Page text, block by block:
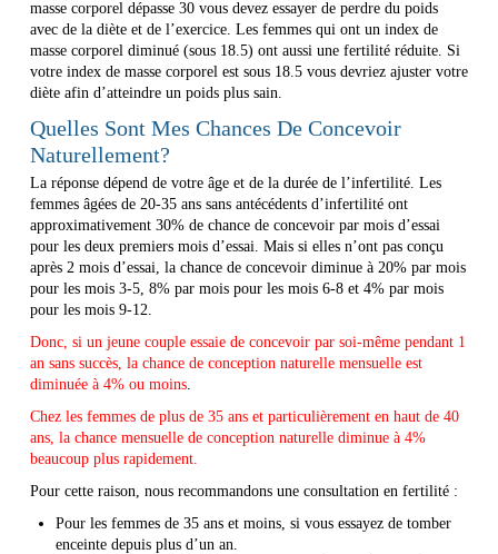
masse corporel dépasse 30 vous devez essayer de perdre du poids
avec de la diète et de l’exercice. Les femmes qui ont un index de
masse corporel diminué (sous 18.5) ont aussi une fertilité réduite. Si
votre index de masse corporel est sous 18.5 vous devriez ajuster votre
diète afin d’atteindre un poids plus sain.
Quelles Sont Mes Chances De Concevoir
Naturellement?
La réponse dépend de votre âge et de la durée de l’infertilité. Les
femmes âgées de 20-35 ans sans antécédents d’infertilité ont
approximativement 30% de chance de concevoir par mois d’essai
pour les deux premiers mois d’essai. Mais si elles n’ont pas conçu
après 2 mois d’essai, la chance de concevoir diminue à 20% par mois
pour les mois 3-5, 8% par mois pour les mois 6-8 et 4% par mois
pour les mois 9-12.
Donc, si un jeune couple essaie de concevoir par soi-même pendant 1
an sans succès, la chance de conception naturelle mensuelle est
diminuée à 4% ou moins.
Chez les femmes de plus de 35 ans et particulièrement en haut de 40
ans, la chance mensuelle de conception naturelle diminue à 4%
beaucoup plus rapidement.
Pour cette raison, nous recommandons une consultation en fertilité :
Pour les femmes de 35 ans et moins, si vous essayez de tomber
enceinte depuis plus d’un an.